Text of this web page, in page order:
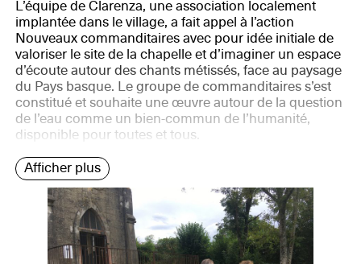
L’équipe de Clarenza, une association localement
implantée dans le village, a fait appel à l’action
Nouveaux commanditaires avec pour idée initiale de
valoriser le site de la chapelle et d’imaginer un espace
d’écoute autour des chants métissés, face au paysage
du Pays basque. Le groupe de commanditaires s’est
constitué et souhaite une œuvre autour de la question
de l’eau comme un bien-commun de l’humanité,
disponible pour toutes et tous.
Afficher plus